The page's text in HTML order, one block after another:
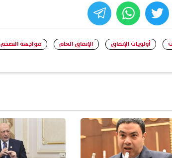
twitter
whats
أولويات الإنفاق الإنفاق العام مواجهة التضخم